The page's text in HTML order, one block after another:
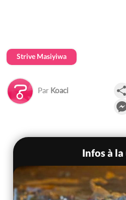
Strive Masiyiwa
Par Koaci
Infos à la